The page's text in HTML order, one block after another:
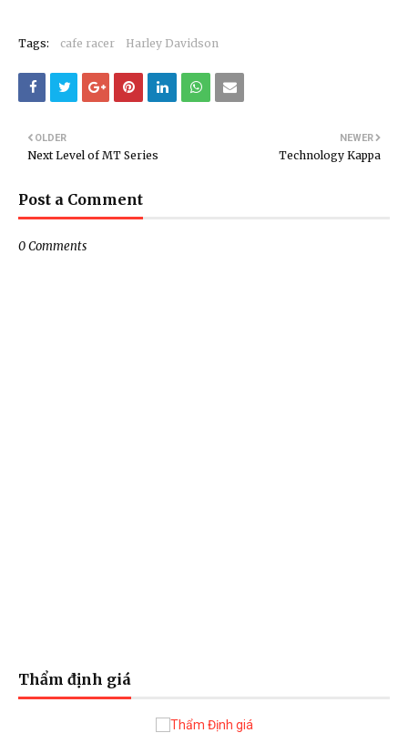
Tags: cafe racer Harley Davidson
NEWER
Technology Kappa
OLDER
Next Level of MT Series
Post a Comment
0 Comments
Thẩm định giá